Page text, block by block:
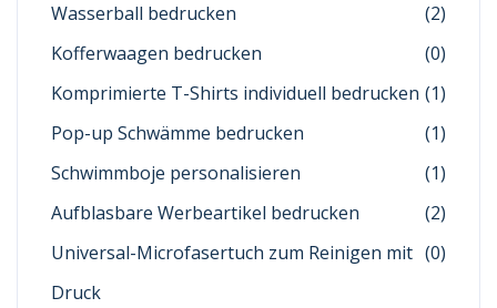
Wasserball bedrucken
(2)
Kofferwaagen bedrucken
(0)
Komprimierte T-Shirts individuell bedrucken (1)
Pop-up Schwämme bedrucken
(1)
Schwimmboje personalisieren
(1)
Aufblasbare Werbeartikel bedrucken
(2)
Universal-Microfasertuch zum Reinigen mit
Druck
(0)